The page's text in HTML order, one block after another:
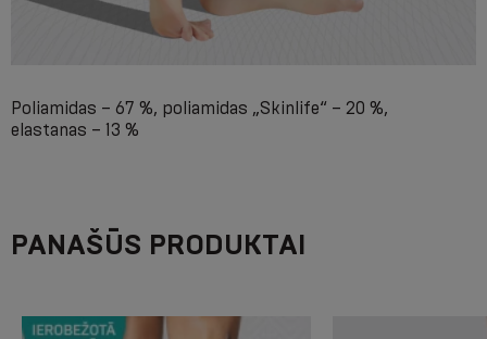
Poliamidas – 67 %, poliamidas „Skinlife“ – 20 %,
elastanas – 13 %
PANAŠŪS PRODUKTAI